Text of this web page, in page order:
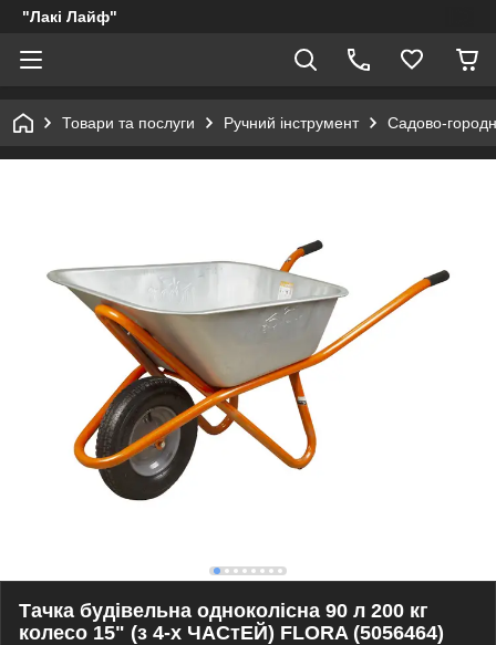
"Лакі Лайф"
Товари та послуги Ручний інструмент Садово-
Тачка будівельна одноколісна 90 л 200 кг
колесо 15" (з 4-х ЧАСтЕЙ) FLORA (5056464)